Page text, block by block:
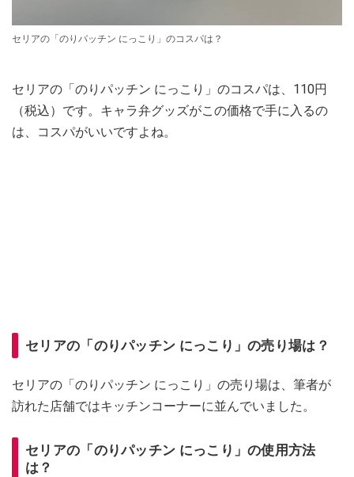
セリアの「のりパッチン にっこり」のコスパは？
セリアの「のりパッチン にっこり」のコスパは、110円
（税込）です。キャラ弁グッズがこの価格で手に入るの
は、コスパがいいですよね。
セリアの「のりパッチン にっこり」の売り場は？
セリアの「のりパッチン にっこり」の売り場は、筆者が
訪れた店舗ではキッチンコーナーに並んでいました。
セリアの「のりパッチン にっこり」の使用方法
は？